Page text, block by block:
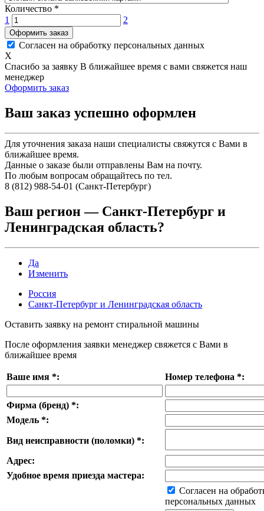
Количество *
1
2
Оформить заказ
Согласен на обработку персональных данных
X
Спасибо за заявку В ближайшее время с вами свяжется наш
менеджер
Оформить заказ
Ваш заказ успешно оформлен
Для уточнения заказа наши специалисты свяжутся с Вами в
ближайшее время.
Данные о заказе были отправлены Вам на почту.
По любым вопросам обращайтесь по тел.
8 (812) 988-54-01 (Санкт-Петербург)
Ваш регион — Санкт-Петербург и
Ленинградская область?
Да
Изменить
Россия
Санкт-Петербург и Ленинградская область
Оставить заявку на ремонт стиральной машины
После оформления заявки менеджер свяжется с Вами в
ближайшее время
Ваше имя *: Номер телефона *:
Фирма (бренд) *:
Модель *:
Вид неисправности (поломки) *:
Адрес:
Удобное время приезда мастера:
Согласен на
персональных данных